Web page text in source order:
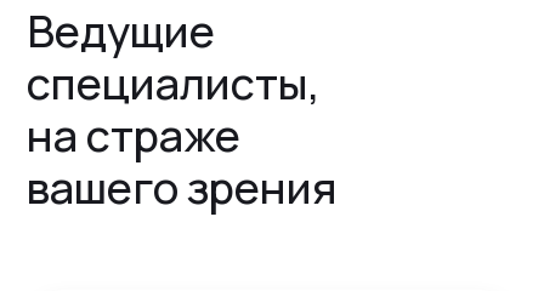
Ведущие
специалисты,
на страже
вашего зрения